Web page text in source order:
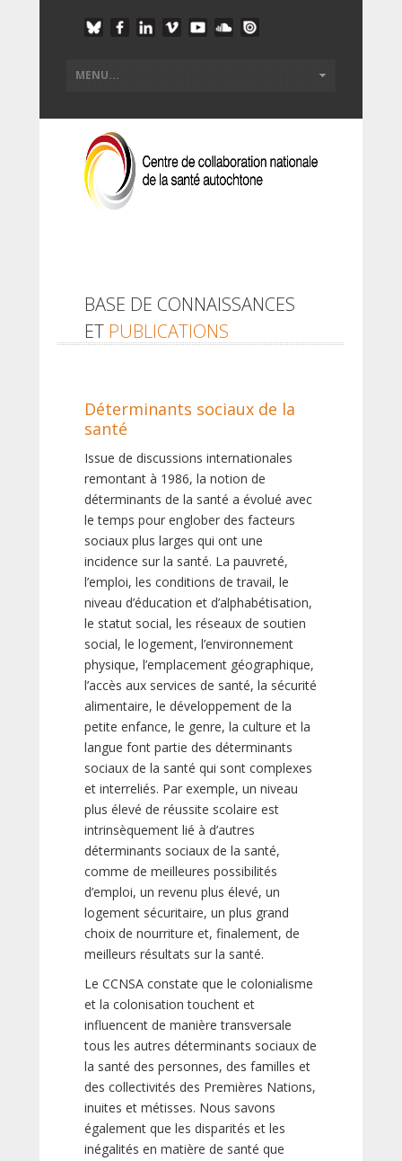
BASE DE CONNAISSANCES
ET PUBLICATIONS
Déterminants sociaux de la
santé
Issue de discussions internationales
remontant à 1986, la notion de
déterminants de la santé a évolué avec
le temps pour englober des facteurs
sociaux plus larges qui ont une
incidence sur la santé. La pauvreté,
l’emploi, les conditions de travail, le
niveau d’éducation et d’alphabétisation,
le statut social, les réseaux de soutien
social, le logement, l’environnement
physique, l’emplacement géographique,
l’accès aux services de santé, la sécurité
alimentaire, le développement de la
petite enfance, le genre, la culture et la
langue font partie des déterminants
sociaux de la santé qui sont complexes
et interreliés. Par exemple, un niveau
plus élevé de réussite scolaire est
intrinsèquement lié à d’autres
déterminants sociaux de la santé,
comme de meilleures possibilités
d’emploi, un revenu plus élevé, un
logement sécuritaire, un plus grand
choix de nourriture et, finalement, de
meilleurs résultats sur la santé.
Le CCNSA constate que le colonialisme
et la colonisation touchent et
influencent de manière transversale
tous les autres déterminants sociaux de
la santé des personnes, des familles et
des collectivités des Premières Nations,
inuites et métisses. Nous savons
également que les disparités et les
inégalités en matière de santé que